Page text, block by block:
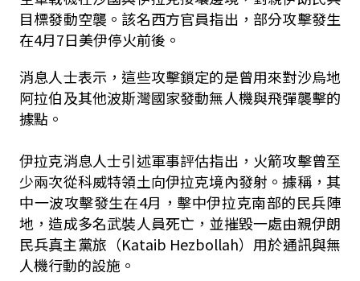
目標發動空襲。該名西方官員指出，部分攻擊發生
在4月7日美伊停火前後。
消息人士表示，這些攻擊鎖定的是曾用來對沙烏地
阿拉伯及其他波斯灣國家發動無人機與飛彈襲擊的
據點。
伊拉克消息人士引述軍事評估指出，火箭攻擊曾至
少兩次從科威特領土向伊拉克境內發射。據稱，其
中一波攻擊發生在4月，擊中伊拉克南部的民兵陣
地，造成多名武裝人員死亡，並摧毀一處由親伊朗
民兵真主黨旅（Kataib Hezbollah）用於通訊與無
人機行動的設施。